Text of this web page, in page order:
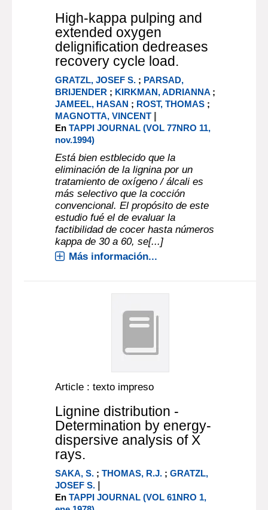
High-kappa pulping and
extended oxygen
delignification dedreases
recovery cycle load.
GRATZL, JOSEF S. ; PARSAD,
BRIJENDER ; KIRKMAN, ADRIANNA ;
JAMEEL, HASAN ; ROST, THOMAS ;
MAGNOTTA, VINCENT |
EnTAPPI JOURNAL (VOL 77NRO 11,
nov.1994)
Está bien estblecido que la
eliminación de la lignina por un
tratamiento de oxígeno / álcali es
más selectivo que la cocción
convencional. El propósito de este
estudio fué el de evaluar la
factibilidad de cocer hasta números
kappa de 30 a 60, se[...]
Más información...
Article : texto impreso
Lignine distribution -
Determination by energy-
dispersive analysis of X
rays.
SAKA, S. ;THOMAS, R.J. ;GRATZL,
JOSEF S. |
EnTAPPI JOURNAL (VOL 61NRO 1,